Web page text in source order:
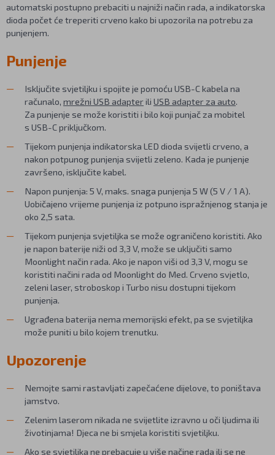
automatski postupno prebaciti u najniži način rada, a indikatorska
dioda počet će treperiti crveno kako bi upozorila na potrebu za
punjenjem.
Punjenje
Isključite svjetiljku i spojite je pomoću USB-C kabela na
računalo, mrežni USB adapterili USB adapter za auto.
Za punjenje se može koristiti i bilo koji punjač za mobitel
s USB-C priključkom.
Tijekom punjenja indikatorska LED dioda svijetli crveno, a
nakon potpunog punjenja svijetli zeleno. Kada je punjenje
završeno, isključite kabel.
Napon punjenja: 5 V, maks. snaga punjenja 5 W (5 V / 1 A).
Uobičajeno vrijeme punjenja iz potpuno ispražnjenog stanja je
oko 2,5 sata.
Tijekom punjenja svjetiljka se može ograničeno koristiti. Ako
je napon baterije niži od 3,3 V, može se uključiti samo
Moonlight način rada. Ako je napon viši od 3,3 V, mogu se
koristiti načini rada od Moonlight do Med. Crveno svjetlo,
zeleni laser, stroboskop i Turbo nisu dostupni tijekom
punjenja.
Ugrađena baterija nema memorijski efekt, pa se svjetiljka
može puniti u bilo kojem trenutku.
Upozorenje
Nemojte sami rastavljati zapečaćene dijelove, to poništava
jamstvo.
Zelenim laserom nikada ne svijetlite izravno u oči ljudima ili
životinjama! Djeca ne bi smjela koristiti svjetiljku.
Ako se svjetiljka ne prebacuje u više načine rada ili se ne